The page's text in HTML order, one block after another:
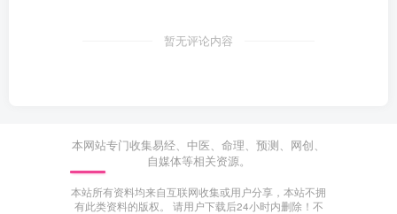
暂无评论内容
本网站专门收集易经、中医、命理、预测、网创、
自媒体等相关资源。
本站所有资料均来自互联网收集或用户分享，本站不拥
有此类资料的版权。 请用户下载后24小时内删除！不